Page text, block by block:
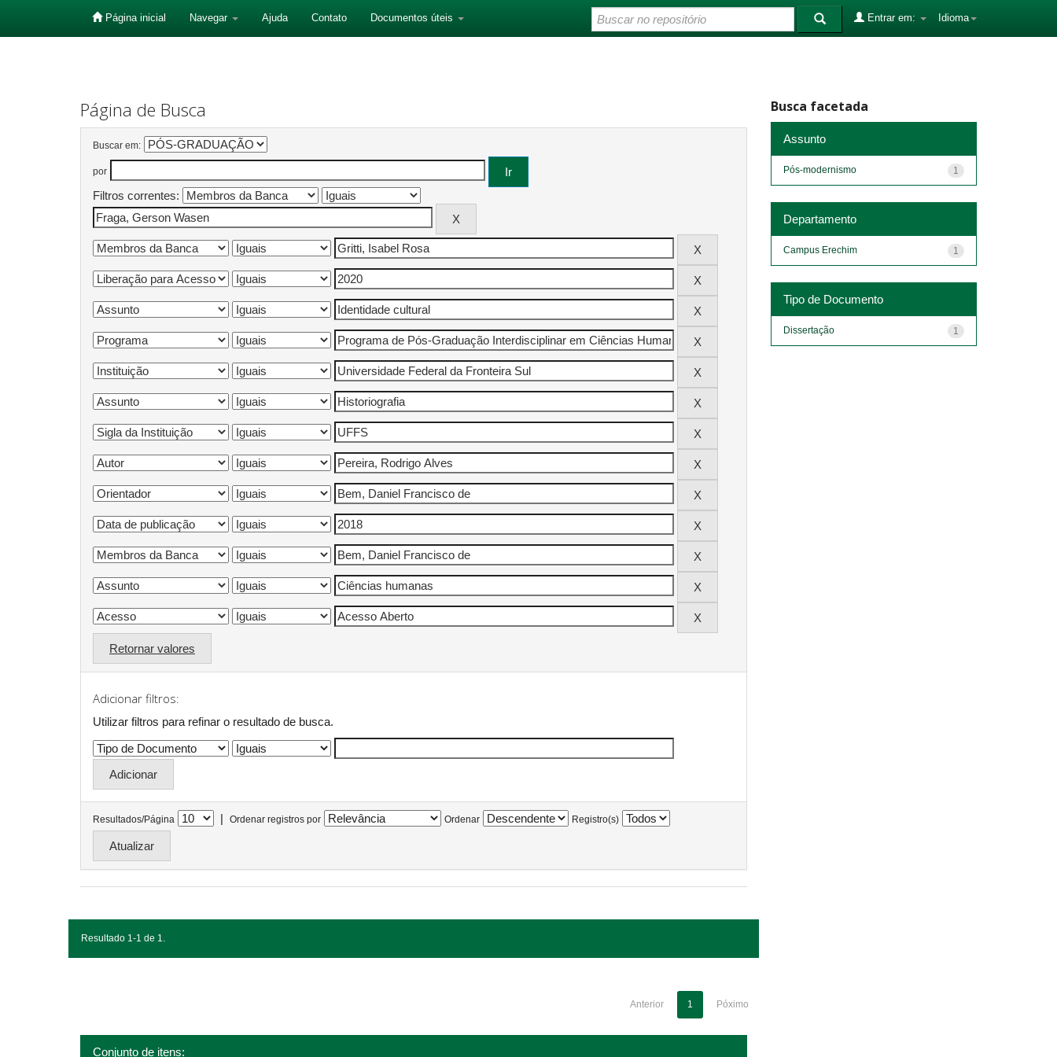
Página inicial Navegar Ajuda Contato Documentos úteis Idioma
Entrar em:
Página de Busca
Buscar em:
por
Filtros correntes:
Retornar valores
Adicionar filtros:
Utilizar filtros para refinar o resultado de busca.
Resultados/Página | Ordenar registros por Ordenar Registro(s)
Resultado 1-1 de 1.
Anterior 1 Póximo
Conjunto de itens:
Busca facetada
Assunto
1
Pós-modernismo
Departamento
1
Campus Erechim
Tipo de Documento
1
Dissertação